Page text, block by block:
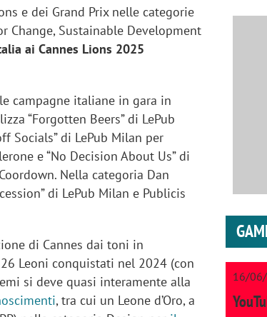
e dei Grand Prix nelle categorie
Change, Sustainable Development
ai Cannes Lions 2025
campagne italiane in gara in
“Forgotten Beers” di LePub
Socials” di LePub Milan per
e “No Decision About Us” di
Nella categoria Dan
di LePub Milan e Publicis
di Cannes dai toni in
Leoni conquistati nel 2024 (con
si deve quasi interamente alla
, tra cui un Leone d’Oro, a
16/